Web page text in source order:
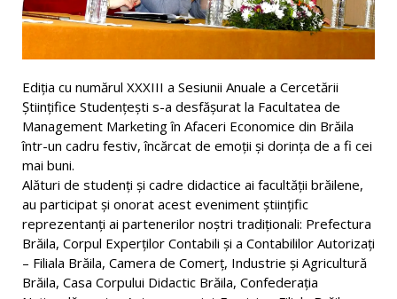
Ediția cu numărul XXXIII a Sesiunii Anuale a Cercetării
Ştiinţifice Studenţeşti s-a desfășurat la Facultatea de
Management Marketing în Afaceri Economice din Brăila
într-un cadru festiv, încărcat de emoții și dorința de a fi cei
mai buni.
Alături de studenți și cadre didactice ai facultății brăilene,
au participat și onorat acest eveniment științific
reprezentanți ai partenerilor noștri tradiționali: Prefectura
Brăila, Corpul Experților Contabili și a Contabililor Autorizați
– Filiala Brăila, Camera de Comerț, Industrie și Agricultură
Brăila, Casa Corpului Didactic Brăila, Confederația